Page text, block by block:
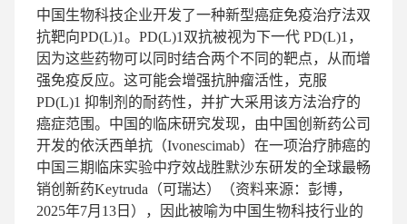
中国生物科技企业开发了一种新型癌症免疫治疗法双
抗靶向PD(L)1。PD(L)1双抗被视为下一代 PD(L)1，
因为这些药物可以同时结合两个不同的靶点，从而增
强免疫反应。这可能会增强抗肿瘤活性，克服
PD(L)1 抑制剂的耐药性，并扩大采用该方法治疗的
癌症范围。中国的临床研究发现，由中国创新药公司
开发的依沃西单抗（Ivonescimab）在一项治疗肺癌的
中国三期临床实验中疗效战胜默沙东研发的全球最畅
销创新药Keytruda（可瑞达）（资料来源：彭博，
2025年7月13日），因此被喻为中国生物科技行业的